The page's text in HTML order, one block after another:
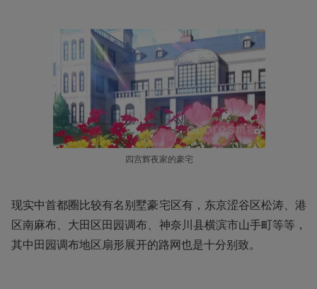
四宫辉夜家的豪宅
现实中首都圈比较有名别墅豪宅区有，东京涩谷区松涛、港
区南麻布、大田区田园调布、神奈川县横滨市山手町等等，
其中田园调布地区扇形展开的路网也是十分别致。